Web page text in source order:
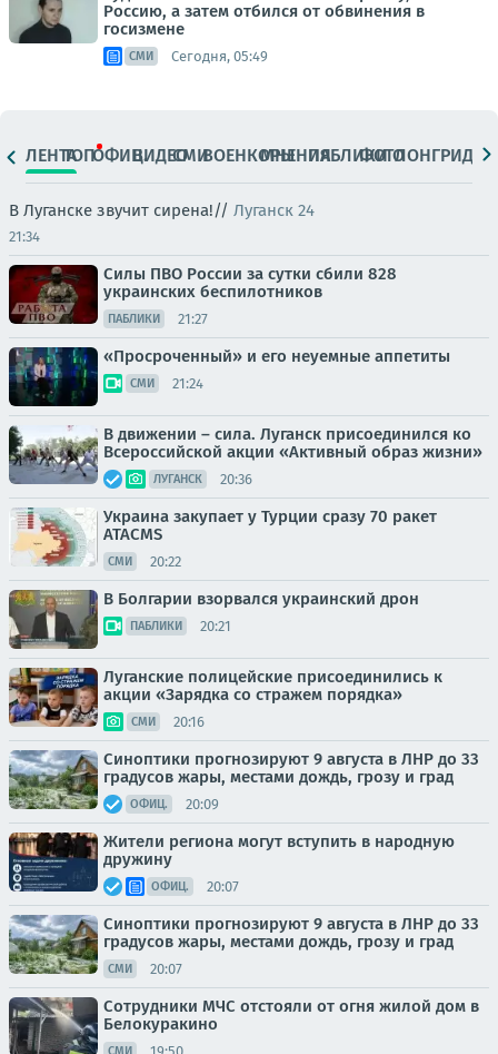
Россию, а затем отбился от обвинения в
госизмене
СМИ Сегодня, 05:49
ЛЕНТАТОПОФИЦ.ВИДЕОСМИВОЕНКОРЫМНЕНИЯПАБЛИКИ
ФОТОЛОНГРИДЫ
В Луганске звучит сирена!// Луганск 24
21:34
Силы ПВО России за сутки сбили 828
украинских беспилотников
ПАБЛИКИ 21:27
«Просроченный» и его неуемные аппетиты
СМИ 21:24
В движении – сила. Луганск присоединился ко
Всероссийской акции «Активный образ жизни»
ЛУГАНСК 20:36
Украина закупает у Турции сразу 70 ракет
ATACMS
СМИ 20:22
В Болгарии взорвался украинский дрон
ПАБЛИКИ 20:21
Луганские полицейские присоединились к
акции «Зарядка со стражем порядка»
СМИ 20:16
Синоптики прогнозируют 9 августа в ЛНР до 33
градусов жары, местами дождь, грозу и град
ОФИЦ. 20:09
Жители региона могут вступить в народную
дружину
ОФИЦ. 20:07
Синоптики прогнозируют 9 августа в ЛНР до 33
градусов жары, местами дождь, грозу и град
СМИ 20:07
Сотрудники МЧС отстояли от огня жилой дом в
Белокуракино
19:50